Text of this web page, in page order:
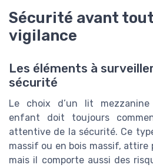
Sécurité avant
vigilance
Les éléments à
sécurité
Le choix d’un lit
enfant doit toujours
attentive de la sécurité. Ce
massif ou en bois massif, attire
mais il comporte aussi des